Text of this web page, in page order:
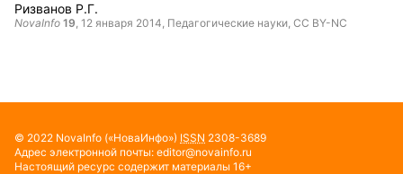
Ризванов Р.Г.
NovaInfo 19, 12 января 2014, Педагогические науки, CC BY-NC
© 2022 NovaInfo («НоваИнфо») ISSN 2308-3689
Адрес электронной почты: editor@novainfo.ru
Настоящий ресурс содержит материалы 16+